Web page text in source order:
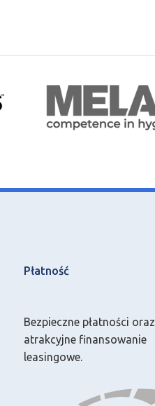
Płatność
Bezpieczne płatności oraz
atrakcyjne finansowanie
leasingowe.